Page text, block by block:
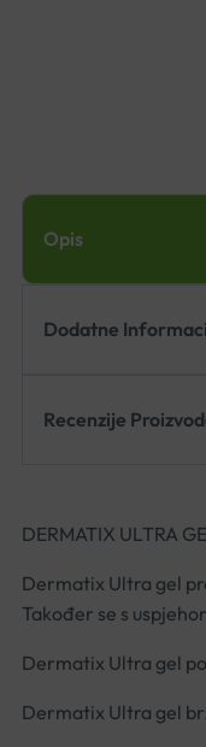
Opis
Dodatne
Recenzije
DERMATIX ULTRA
Dermatix Ultra gel
Također se s
Dermatix Ultra gel
Dermatix Ultra gel